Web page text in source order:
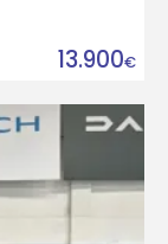
13.900€